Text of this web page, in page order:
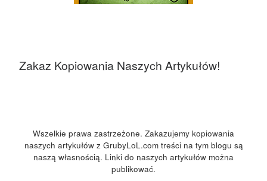
Zakaz Kopiowania Naszych Artykułów!
Wszelkie prawa zastrzeżone. Zakazujemy kopiowania
naszych artykułów z GrubyLoL.com treści na tym blogu są
naszą własnością. Linki do naszych artykułów można
publikować.